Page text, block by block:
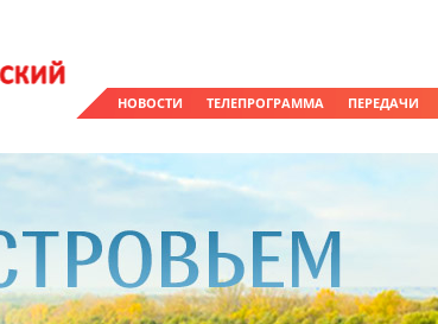
НОВОСТИ ТЕЛЕПРОГРАММА ПЕРЕДАЧИ